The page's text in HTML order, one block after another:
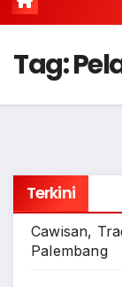
Tag:
Terkini
Cawisan,
Palembang